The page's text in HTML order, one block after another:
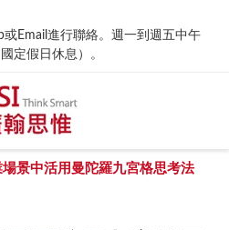
Email進行聯絡。週一到週五中午
定假日休息）。
景中活用曼陀羅九宮格思考法